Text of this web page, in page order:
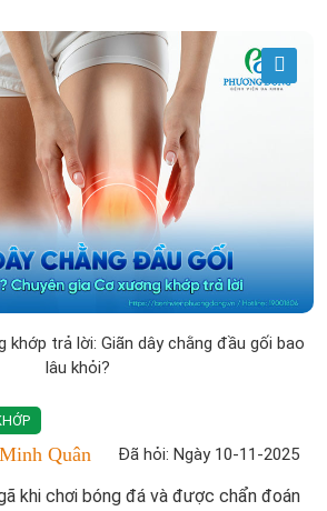
khớp trả lời: Giãn dây chằng đầu gối bao
lâu khỏi?
Quân Đã hỏi: Ngày 10-11-2025
khi chơi bóng đá và được chẩn đoán